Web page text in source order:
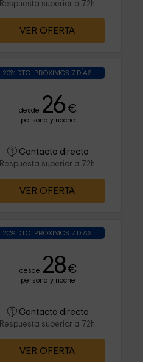
Respuesta superior a 72h
VER OFERTA
20% DTO. PRÓXIMOS 7 DÍAS
desde 26 €
persona y noche
Contacto directo
Respuesta superior a 72h
VER OFERTA
20% DTO. PRÓXIMOS 7 DÍAS
desde 28€
persona y noche
Contacto directo
Respuesta superior a 72h
VER OFERTA